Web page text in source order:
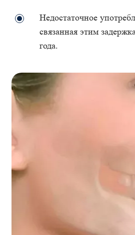
Недостаточное
связанная этим
года.